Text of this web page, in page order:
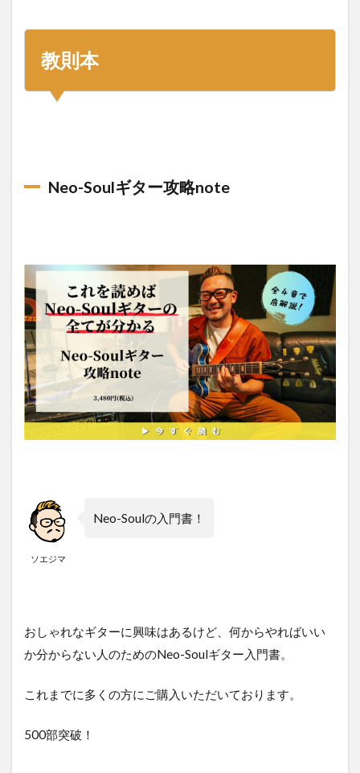
教則本
Neo-Soulギター攻略note
ソエジマ
Neo-Soulの入門書！
おしゃれなギターに興味はあるけど、何からやればいい
か分からない人のためのNeo-Soulギター入門書。
これまでに多くの方にご購入いただいております。
500部突破！